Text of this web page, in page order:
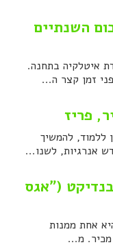
השנתיים
איטלקיה בתחנה.
זמן קצר ה...
פריז
ללמוד, להמשיך
אנרגיות, לשנו...
("אגס
אחת ממנות
מכיר. מ...